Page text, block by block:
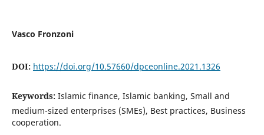
Vasco Fronzoni
DOI: https://doi.org/10.57660/dpceonline.2021.1326
Keywords: Islamic finance, Islamic banking, Small and
medium-sized enterprises (SMEs), Best practices, Business
cooperation.